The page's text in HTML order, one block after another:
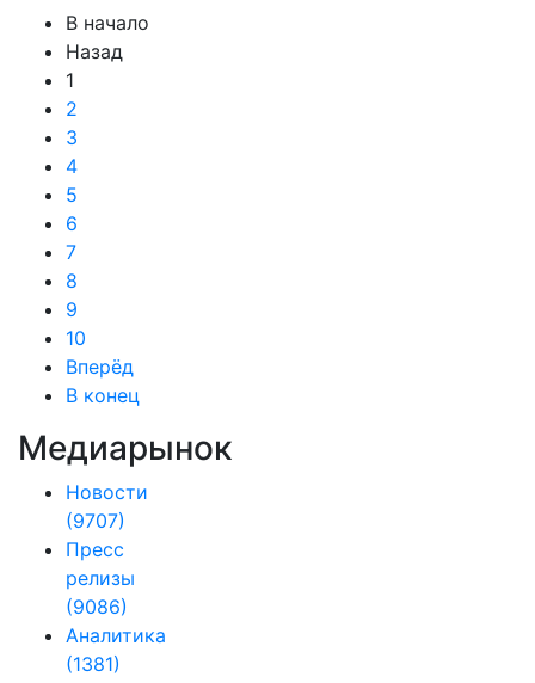
В начало
Назад
1
2
3
4
5
6
7
8
9
10
Вперёд
В конец
Медиарынок
Новости
(9707)
Пресс
релизы
(9086)
Аналитика
(1381)